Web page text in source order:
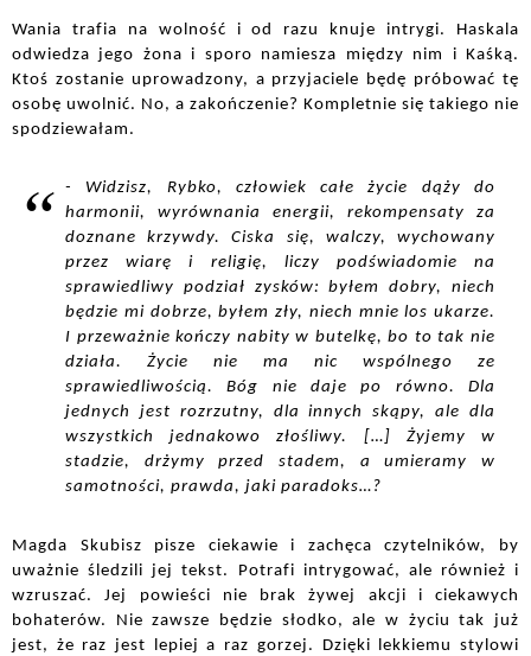
Wania trafia na wolność i od razu knuje intrygi. Haskala
odwiedza jego żona i sporo namiesza między nim i Kaśką.
Ktoś zostanie uprowadzony, a przyjaciele będę próbować tę
osobę uwolnić. No, a zakończenie? Kompletnie się takiego nie
spodziewałam.
- Widzisz, Rybko, człowiek całe życie dąży do
harmonii, wyrównania energii, rekompensaty za
doznane krzywdy. Ciska się, walczy, wychowany
przez wiarę i religię, liczy podświadomie na
sprawiedliwy podział zysków: byłem dobry, niech
będzie mi dobrze, byłem zły, niech mnie los ukarze.
I przeważnie kończy nabity w butelkę, bo to tak nie
działa. Życie nie ma nic wspólnego ze
sprawiedliwością. Bóg nie daje po równo. Dla
jednych jest rozrzutny, dla innych skąpy, ale dla
wszystkich jednakowo złośliwy. […] Żyjemy w
stadzie, drżymy przed stadem, a umieramy w
samotności, prawda, jaki paradoks…?
Magda Skubisz pisze ciekawie i zachęca czytelników, by
uważnie śledzili jej tekst. Potrafi intrygować, ale również i
wzruszać. Jej powieści nie brak żywej akcji i ciekawych
bohaterów. Nie zawsze będzie słodko, ale w życiu tak już
jest, że raz jest lepiej a raz gorzej. Dzięki lekkiemu stylowi